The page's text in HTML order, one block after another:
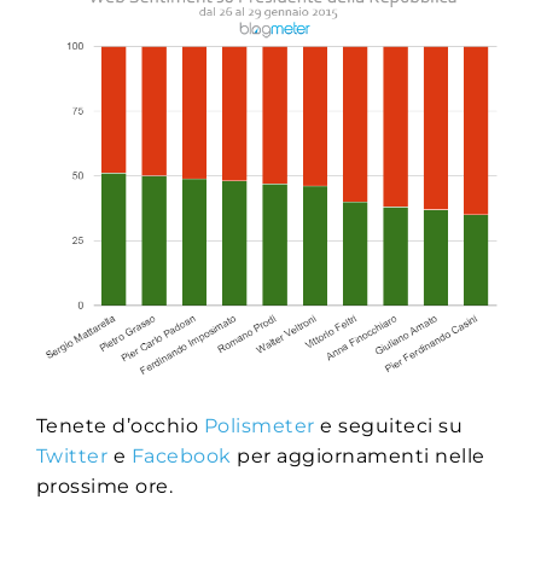
Tenete d’occhio Polismeter e seguiteci su
Twitter e Facebook per aggiornamenti nelle
prossime ore.